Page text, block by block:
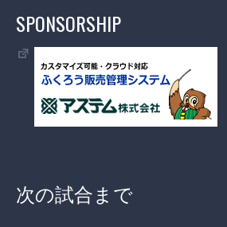
SPONSORSHIP
次の試合まで